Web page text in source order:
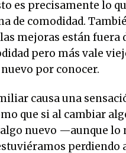
es precisamente lo
de comodidad.
mejoras están fuera
pero más vale
por conocer.
causa una
que si al cambiar
nuevo —aunque lo
perdiendo